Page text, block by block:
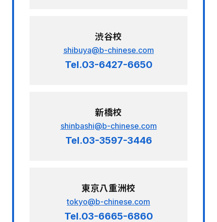
渋谷校
shibuya@b-chinese.com
Tel.03-6427-6650
新橋校
shinbashi@b-chinese.com
Tel.03-3597-3446
東京八重洲校
tokyo@b-chinese.com
Tel.03-6665-6860